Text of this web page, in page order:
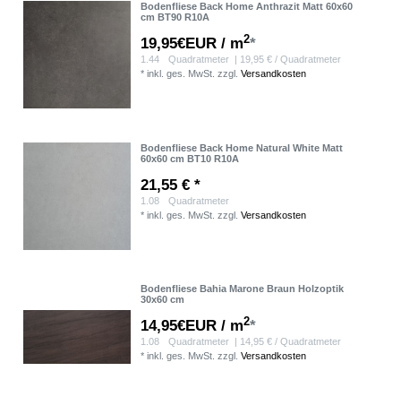
Bodenfliese Back Home Anthrazit Matt 60x60
cm BT90 R10A
19,95€EUR / m2*
1.44 Quadratmeter
| 19,95 € / Quadratmeter
*inkl. ges. MwSt. zzgl.Versandkosten
Bodenfliese Back Home Natural White Matt
60x60 cm BT10 R10A
21,55 € *
1.08
Quadratmeter
*inkl. ges. MwSt. zzgl.Versandkosten
Bodenfliese Bahia Marone Braun Holzoptik
30x60 cm
14,95€EUR / m2*
1.08 Quadratmeter | 14,95 € / Quadratmeter
*inkl. ges. MwSt. zzgl.Versandkosten